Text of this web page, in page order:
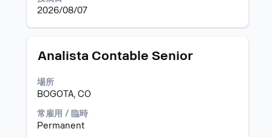
択
し
ま
2026/08/07
ツ
す
に
は、
Space
キ
ー
タ
ト
ル
Analista Contable Senior
場所
BOGOTA, CO
常雇用 / 臨時
Permanent
求
情
報
全
コ